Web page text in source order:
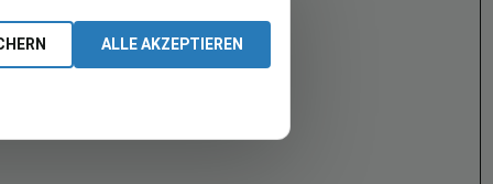
ALLE AKZEPTIEREN